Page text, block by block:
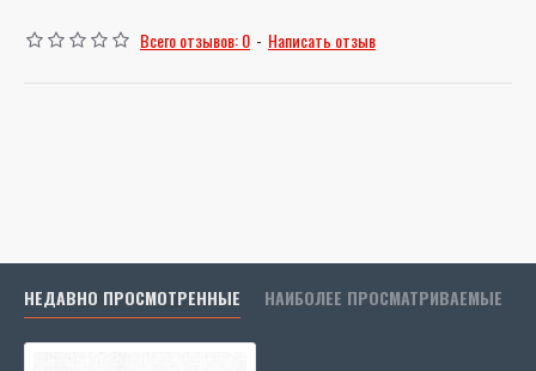
Всего отзывов: 0 - Написать отзыв
НЕДАВНО ПРОСМОТРЕННЫЕ НАИБОЛЕЕ ПРОСМАТРИВАЕМЫЕ